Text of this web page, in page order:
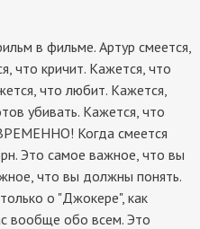
в фильме. Артур смеется,
что кричит. Кажется, что
что любит. Кажется,
убивать. Кажется, что
Когда смеется
Это самое важное, что вы
что вы должны понять.
о "Джокере", как
вообще обо всем. Это